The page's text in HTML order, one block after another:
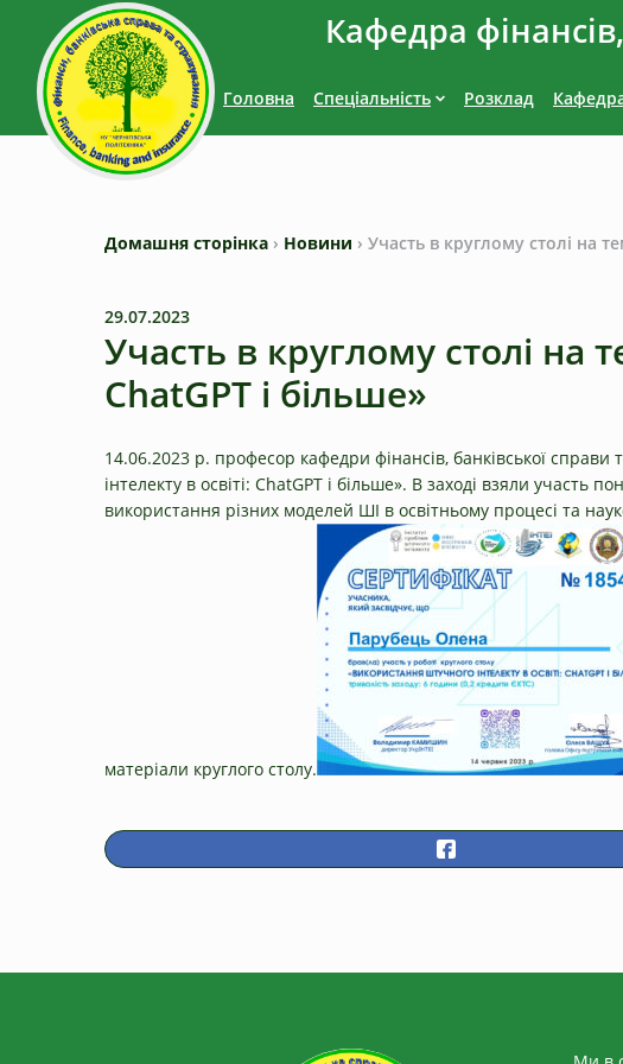
Кафедра
Головна Спеціальність Розклад
Домашня сторінка › Новини › Участь в круглому столі на
29.07.2023
Участь в круглому столі на
ChatGPT і більше»
14.06.2023 р. професор кафедри фінансів, банківської
інтелекту в освіті: ChatGPT і більше». В заході взяли
використання різних моделей ШІ в освітньому процесі та
матеріали круглого столу.